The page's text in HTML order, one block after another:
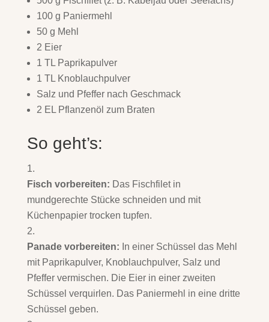
100 g Paniermehl
50 g Mehl
2 Eier
1 TL Paprikapulver
1 TL Knoblauchpulver
Salz und Pfeffer nach Geschmack
2 EL Pflanzenöl zum Braten
So geht’s:
Fisch vorbereiten: Das Fischfilet in
mundgerechte Stücke schneiden und mit
Küchenpapier trocken tupfen.
Panade vorbereiten: In einer Schüssel das Mehl
mit Paprikapulver, Knoblauchpulver, Salz und
Pfeffer vermischen. Die Eier in einer zweiten
Schüssel verquirlen. Das Paniermehl in eine dritte
Schüssel geben.